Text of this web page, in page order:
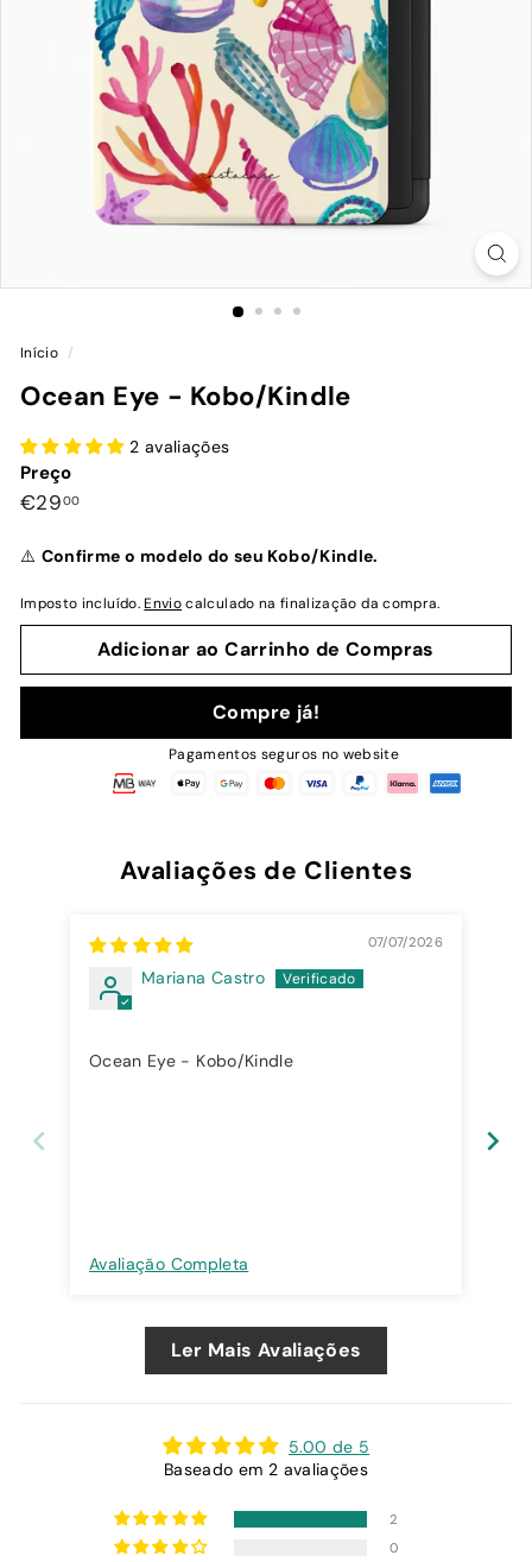
Início /
Ocean Eye - Kobo/Kindle
2 avaliações
Preço
Preço
€2900€29,00
⚠️ Confirme o modelo do seu Kobo/Kindle.
Imposto incluído.Enviocalculado na finalização da compra.
Adicionar ao Carrinho de Compras
Compre já!
Pagamentos seguros no website
Avaliações de Clientes
07/07/2026
Mariana Castro
Ocean Eye - Kobo/Kindle
Avaliação Completa
Ler Mais Avaliações
5.00 de 5
Baseado em 2 avaliações
2
0